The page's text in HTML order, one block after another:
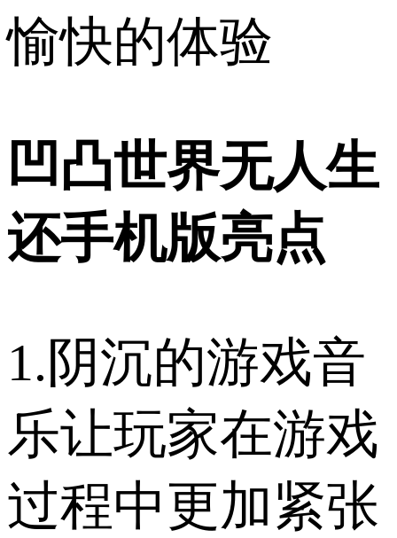
愉快的体验
凹凸世界无人生
还手机版亮点
1.阴沉的游戏音
乐让玩家在游戏
过程中更加紧张